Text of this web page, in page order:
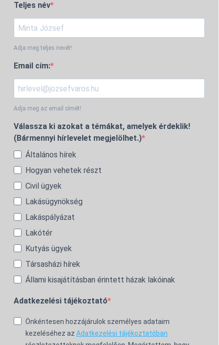
Teljes név
Adja meg teljes nevét!
Email cím:
Adja meg az email címét!
Válassza ki azokat a témákat, amelyek érdeklik!
(Bármennyi hírlevelet megjelölhet.)
Általános hírek
Hogyan vehetek részt
Civil ügyek
Lakásügynökség
Lakáspályázat
Lakótér
Kutyás ügyek
Társasházi hírek
Állami kisajátításban érintett házak lakóinak
Adatkezelési tájékoztató
Önkéntesen hozzájárulok személyes adataim
kezeléséhez az Adatkezelési tájékoztatóban